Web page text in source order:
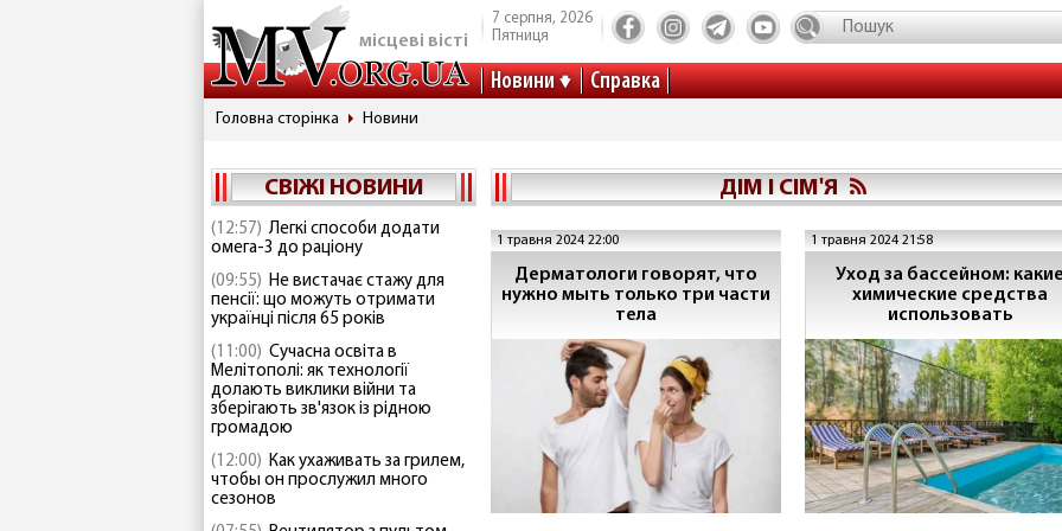
місцеві вісті
7 серпня, 2026
Пятниця
Новини Справка
Головна сторінка Новини
СВІЖІ НОВИНИ
(12:57) Легкі способи додати
омега-3 до раціону
(09:55) Не вистачає стажу для
пенсії: що можуть отримати
українці після 65 років
(11:00) Сучасна освіта в
Мелітополі: як технології
долають виклики війни та
зберігають зв'язок із рідною
громадою
(12:00) Как ухаживать за грилем,
чтобы он прослужил много
сезонов
ДІМ І СІМ'Я
1 травня 2024 22:00
Дерматологи говорят, что
нужно мыть только три части
тела
1 травня 2024 21:58
Уход за бассейном:
химические средства
использовать